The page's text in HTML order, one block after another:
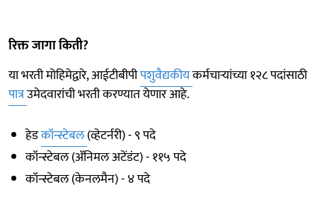
रिक्त जागा किती?
या भरती मोहिमेद्वारे, आईटीबीपीपशुवैद्यकीयकर्मचाऱ्यांच्या १२८ पदांसाठी
पात्रउमेदवारांची भरती करण्यात येणार आहे.
हेडकॉन्स्टेबल(व्हेटर्नरी) - ९ पदे
कॉन्स्टेबल (ॲनिमल अटेंडंट) - ११५ पदे
कॉन्स्टेबल (केनलमैन) - ४ पदे